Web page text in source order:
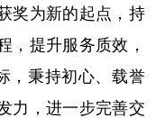
奖为新的起点，持
，提升服务质效，
，秉持初心、载誉
力，进一步完善交